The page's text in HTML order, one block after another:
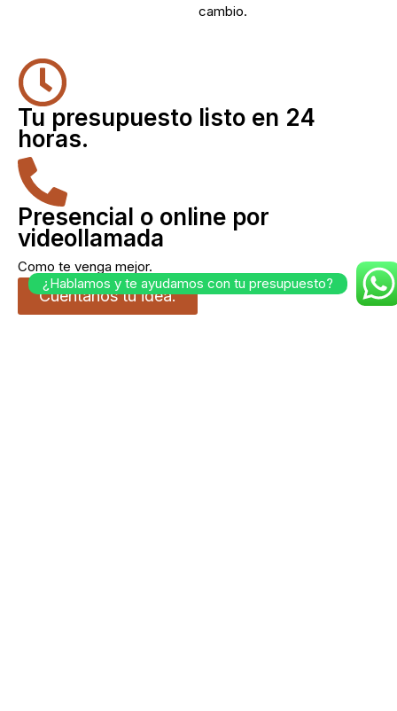
cambio.
Tu presupuesto listo en 24
horas.
Presencial o online por
videollamada
Como te venga mejor.
Cuéntanos tu idea.
¿Hablamos y te ayudamos con tu presupuesto?